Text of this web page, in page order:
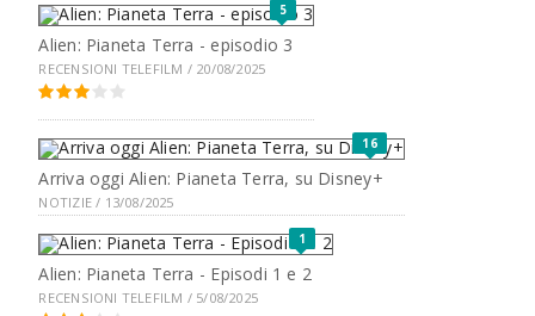
5
Alien: Pianeta Terra - episodio 3
RECENSIONI TELEFILM / 20/08/2025
16
Arriva oggi Alien: Pianeta Terra, su Disney+
NOTIZIE / 13/08/2025
1
Alien: Pianeta Terra - Episodi 1 e 2
RECENSIONI TELEFILM / 5/08/2025